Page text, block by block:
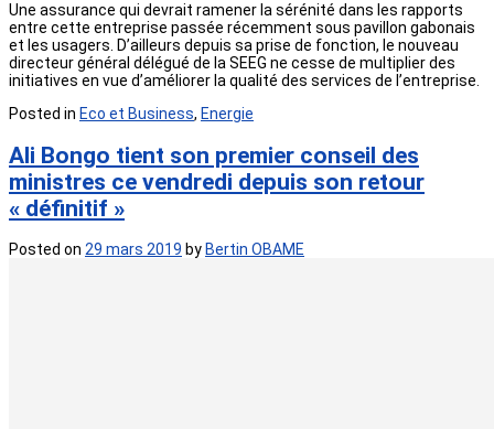
Une assurance qui devrait ramener la sérénité dans les rapports
entre cette entreprise passée récemment sous pavillon gabonais
et les usagers. D’ailleurs depuis sa prise de fonction, le nouveau
directeur général délégué de la SEEG ne cesse de multiplier des
initiatives en vue d’améliorer la qualité des services de l’entreprise.
Posted in Eco et Business, Energie
Ali Bongo tient son premier conseil des
ministres ce vendredi depuis son retour
« définitif »
Posted on 29 mars 2019 by Bertin OBAME